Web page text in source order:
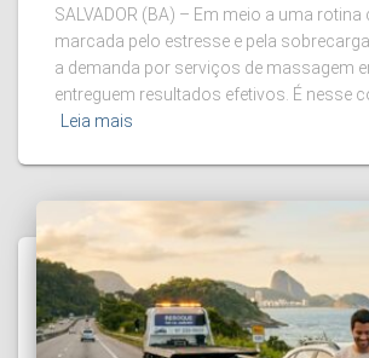
SALVADOR (BA) – Em meio a uma
marcada pelo estresse e pela
a demanda por serviços de massagem
entreguem resultados efetivos. É nesse
Leia mais